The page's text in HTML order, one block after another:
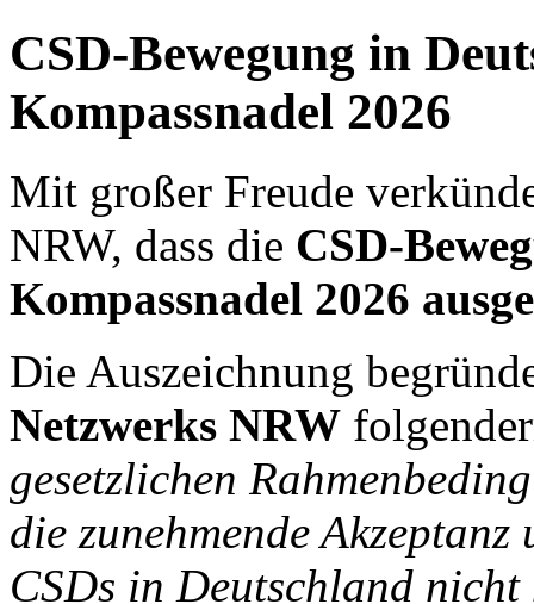
CSD-Bewegung in
Kompassnadel 2026
Mit großer Freude
NRW, dass die CSD-
Kompassnadel 2026
Die Auszeichnung
Netzwerks NRW
gesetzlichen
die zunehmende
CSDs in Deutschland